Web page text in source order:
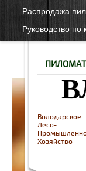
Распродажа
Руководство по
Володарское
Лесо-
Хозяйство